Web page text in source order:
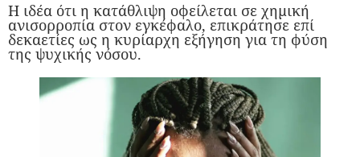
Η ιδέα ότι η κατάθλιψη οφείλεται σε χημική
ανισορροπία στον εγκέφαλο, επικράτησε επί
δεκαετίες ως η κυρίαρχη εξήγηση για τη φύση
της ψυχικής νόσου.